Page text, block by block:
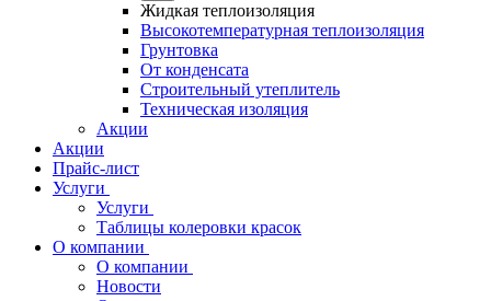
Жидкая теплоизоляция
Высокотемпературная теплоизоляция
Грунтовка
От конденсата
Строительный утеплитель
Техническая изоляция
Акции
Акции
Прайс-лист
Услуги
Услуги
Таблицы колеровки красок
О компании
О компании
Новости